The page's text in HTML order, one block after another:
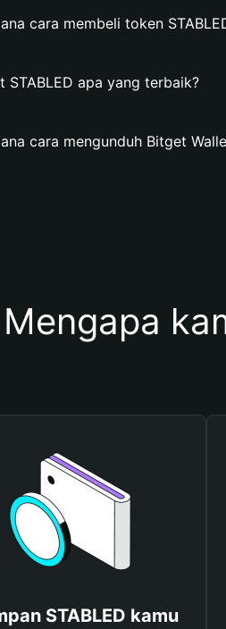
cara membeli token
STABLED apa yang terbaik?
cara mengunduh Bitget
Mengapa
STABLED kamu